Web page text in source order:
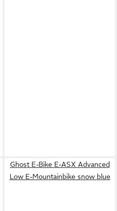
Ghost E-Bike E-ASX Advanced
Low E-Mountainbike snow blue